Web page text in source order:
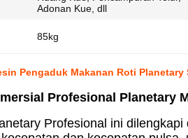
Adonan Kue, dll
85kg
Pengaduk Makanan Roti Planetary
Profesional Planetary
Profesional ini